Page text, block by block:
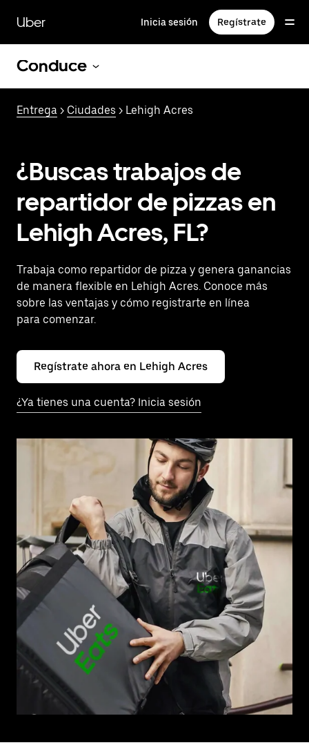
contenido
principal
Uber Inicia sesión Regístrate
Conduce
Entrega > Ciudades > Lehigh Acres
¿Buscas trabajos de
repartidor de pizzas en
Lehigh Acres, FL?
Trabaja como repartidor de pizza y genera ganancias
de manera flexible en Lehigh Acres. Conoce más
sobre las ventajas y cómo registrarte en línea
para comenzar.
Regístrate ahora en Lehigh Acres
¿Ya tienes una cuenta? Inicia sesión